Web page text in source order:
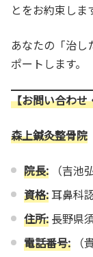
とをお約束しま
あなたの「治
ポートします。
【お問い合わせ
森上鍼灸整骨院
院長: （吉池
資格:耳鼻科
住所: 長野県
電話番号: （